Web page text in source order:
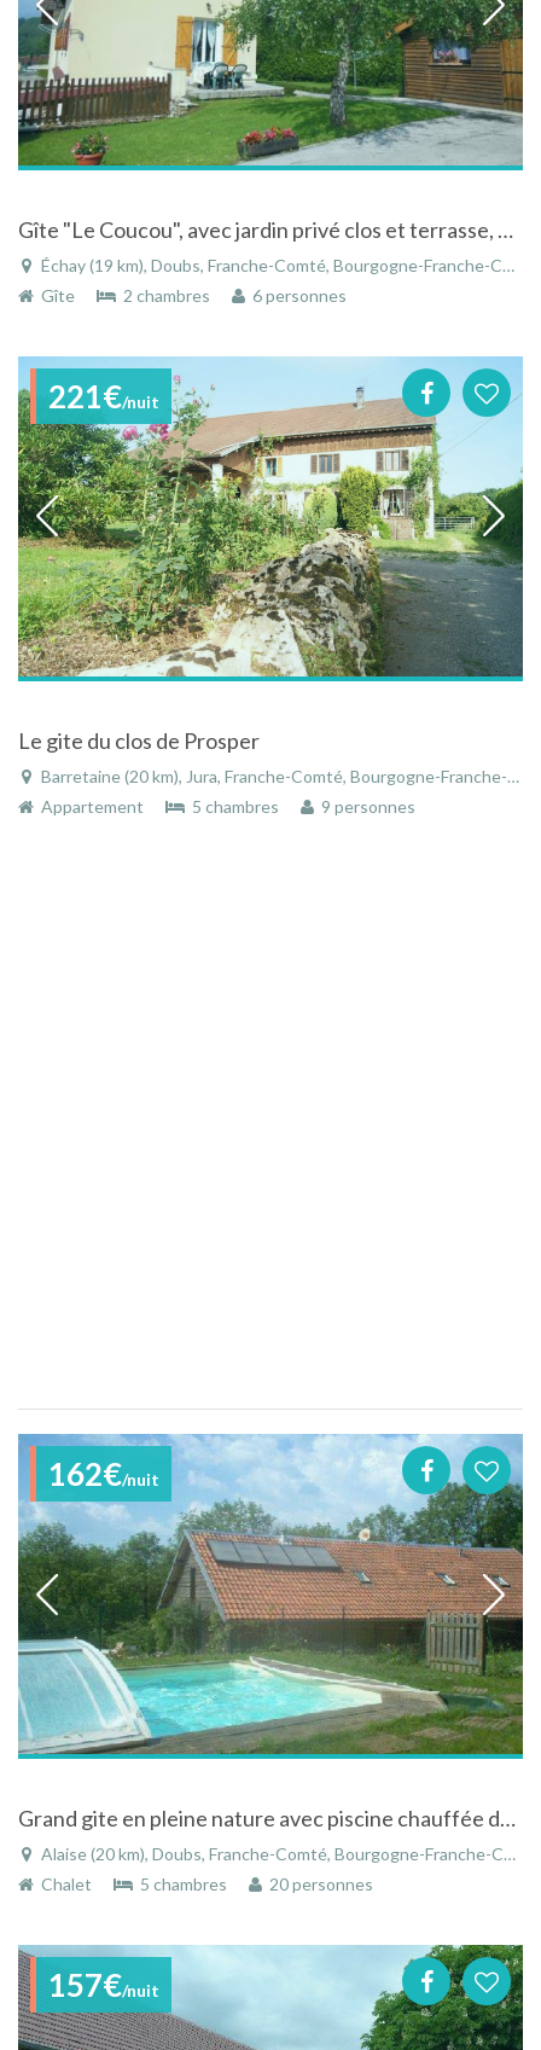
Gîte "Le Coucou", avec jardin privé clos et terrasse, à Echay dans le Doubs en Franche-Comté
Échay (19 km), Doubs, Franche-Comté, Bourgogne-Franche-Comté, France
Gîte
2 chambres 6 personnes
221€/nuit
Le gite du clos de Prosper
Barretaine (20 km), Jura, Franche-Comté, Bourgogne-Franche-Comté, France
Appartement
5 chambres 9 personnes
162€/nuit
Grand gite en pleine nature avec piscine chauffée dans le Doubs
Alaise (20 km), Doubs, Franche-Comté, Bourgogne-Franche-Comté, France
Chalet
5 chambres 20 personnes
157€/nuit